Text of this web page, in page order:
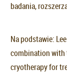
badania,
Na podstawie:
combination
cryotherapy for